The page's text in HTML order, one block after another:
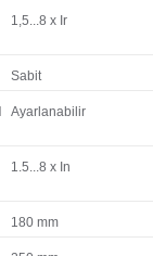
1,5...8 x Ir
Sabit
Ayarlanabilir
1.5...8 x In
180 mm